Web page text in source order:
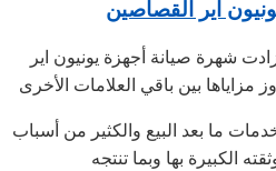
اير القصاصين
شهرة صيانة أجهزة يونيون اير
ما بعد البيع والكثير من أسباب